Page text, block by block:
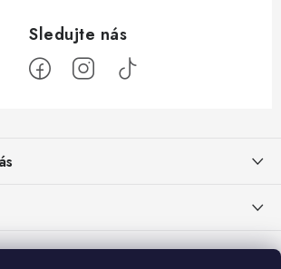
nápoj pro zdravé zažívání